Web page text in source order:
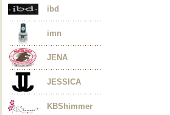
ibd
imn
JENA
JESSICA
KBShimmer